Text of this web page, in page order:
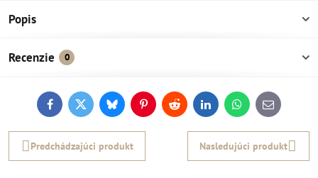
Popis
Recenzie 0
FacebookTwitterBlueskyPinterestReddit LinkedInWhatsApp
E-
mail
Predchádzajúci produkt Nasledujúci produkt